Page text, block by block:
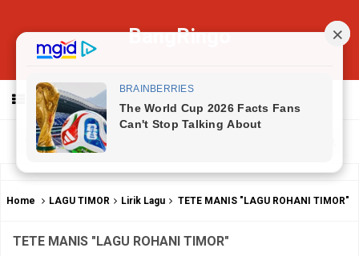
BangRingo
MENU
Home LAGU TIMOR Lirik Lagu TETE MANIS "LAGU ROHANI TIMOR"
TETE MANIS "LAGU ROHANI TIMOR"